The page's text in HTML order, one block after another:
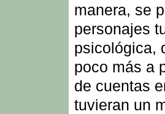
manera, se
personajes
psicológica,
poco más a
de cuentas
tuvieran un